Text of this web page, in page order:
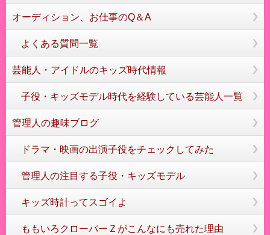
オーディション、お仕事のQ＆A
よくある質問一覧
芸能人・アイドルのキッズ時代情報
子役・キッズモデル時代を経験している芸能人一覧
管理人の趣味ブログ
ドラマ・映画の出演子役をチェックしてみた
管理人の注目する子役・キッズモデル
キッズ時計ってスゴイよ
ももいろクローバーＺがこんなにも売れた理由